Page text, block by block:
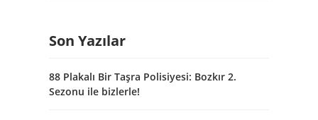
Son Yazılar
88 Plakalı Bir Taşra Polisiyesi: Bozkır 2.
Sezonu ile bizlerle!